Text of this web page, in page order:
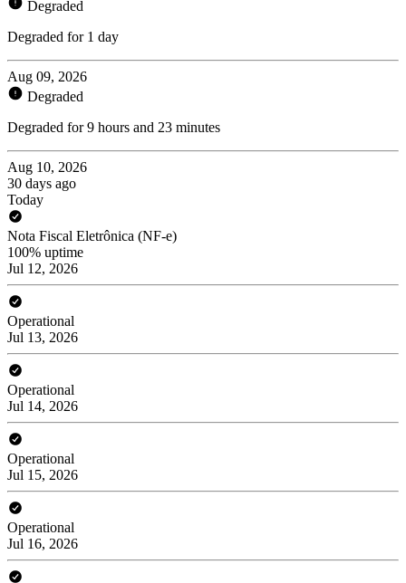
Degraded
Degraded for 1 day
Aug 09, 2026
Degraded
Degraded for 9 hours and 23 minutes
Aug 10, 2026
30 days ago
Today
Nota Fiscal Eletrônica (NF-e)
100% uptime
Jul 12, 2026
Operational
Jul 13, 2026
Operational
Jul 14, 2026
Operational
Jul 15, 2026
Operational
Jul 16, 2026